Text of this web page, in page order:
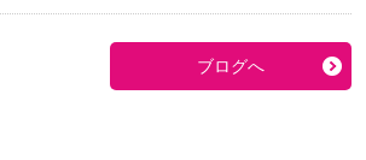
ブログへ